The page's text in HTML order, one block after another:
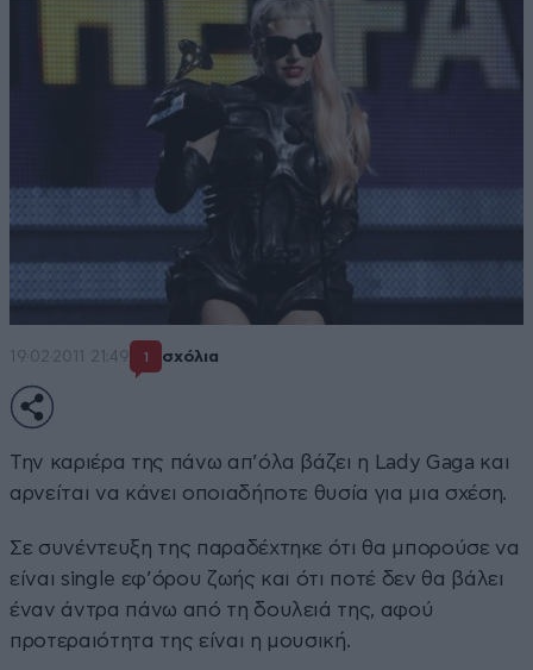
19·02·2011 21:49 1 σχόλια
Την καριέρα της πάνω απ’όλα βάζει η Lady Gaga και
αρνείται να κάνει οποιαδήποτε θυσία για μια σχέση.
Σε συνέντευξη της παραδέχτηκε ότι θα μπορούσε να
είναι single εφ’όρου ζωής και ότι ποτέ δεν θα βάλει
έναν άντρα πάνω από τη δουλειά της, αφού
προτεραιότητα της είναι η μουσική.